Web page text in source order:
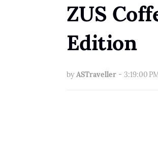
ZUS
Edition
by ASTraveller - 3:19:00